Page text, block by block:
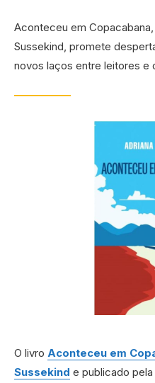
Aconteceu em
Sussekind, promete
novos laços entre leitores e
O livro Aconteceu em
Sussekind e publicado pela